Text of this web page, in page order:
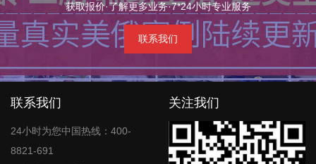
获取报价·了解更多业务·7*24小时专业服务
联系我们
联系我们
24小时为您中国热线：400-
8821-691
关注我们